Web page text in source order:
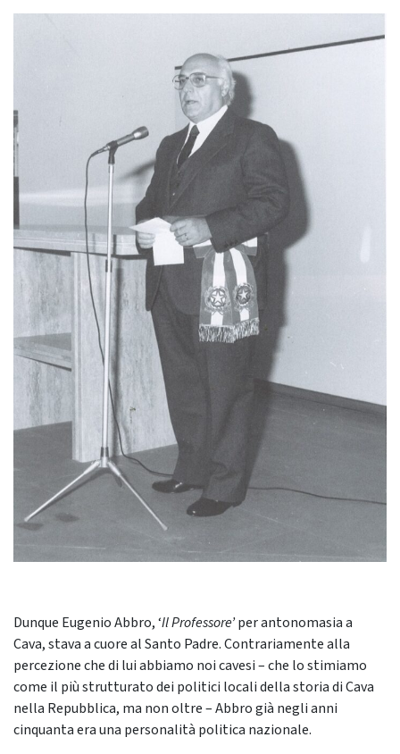
Dunque Eugenio Abbro, ‘Il Professore’per antonomasia a
Cava, stava a cuore al Santo Padre. Contrariamente alla
percezione che di lui abbiamo noi cavesi – che lo stimiamo
come il più strutturato dei politici locali della storia di Cava
nella Repubblica, ma non oltre – Abbro già negli anni
cinquanta era una personalità politica nazionale.